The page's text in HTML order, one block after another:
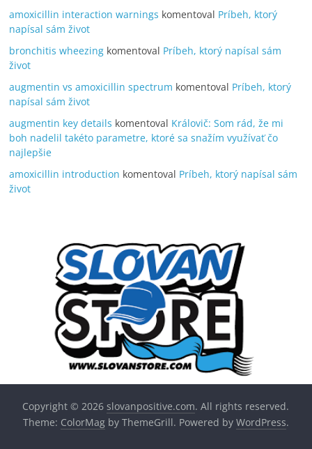
amoxicillin interaction warnings komentoval Príbeh, ktorý
napísal sám život
bronchitis wheezing komentoval Príbeh, ktorý napísal sám
život
augmentin vs amoxicillin spectrum komentoval Príbeh, ktorý
napísal sám život
augmentin key details komentoval Královič: Som rád, že mi
boh nadelil takéto parametre, ktoré sa snažím využívať čo
najlepšie
amoxicillin introduction komentoval Príbeh, ktorý napísal sám
život
Copyright © 2026slovanpositive.com. All rights reserved.
Theme: ColorMagby ThemeGrill. Powered by WordPress.